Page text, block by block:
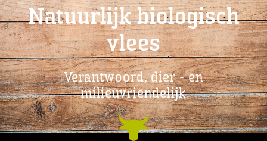
Natuurlijk biologisch
vlees
Verantwoord, dier - en
milieuvriendelijk